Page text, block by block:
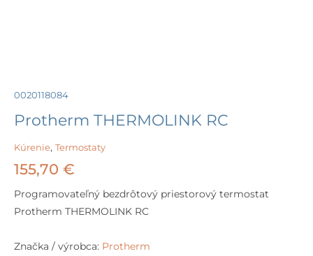
0020118084
Protherm THERMOLINK RC
Kúrenie, Termostaty
155,70 €
Programovateľný bezdrôtový priestorový termostat
Protherm THERMOLINK RC
Značka / výrobca: Protherm